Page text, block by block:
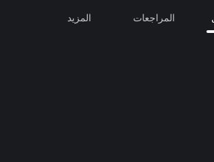
المراجعات المزيد